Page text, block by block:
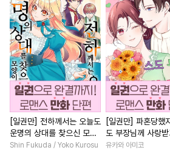
[일권만] 전하께서는 오늘도
운명의 상대를 찾으신 모양
이네요 (웃음) [단행본]
Shin Fukuda / Yoko Kurosu
[일권만] 파혼당했
도 부장님께 사랑
니다 [단행본]
유카와 아미코